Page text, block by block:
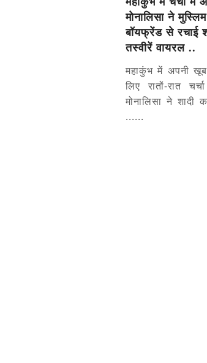
मोनालिसा ने मुस्लिम
बॉयफ्रेंड से रचाई
तस्वीरें वायरल ..
महाकुंभ में अपनी
लिए रातों-रात
मोनालिसा ने शादी
......